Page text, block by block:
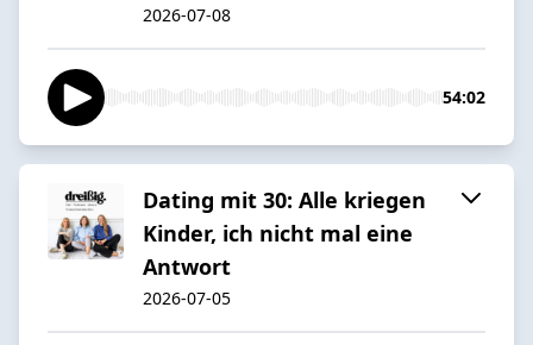
2026-07-08
54:02
Dating mit 30: Alle kriegen
Kinder, ich nicht mal eine
Antwort
2026-07-05